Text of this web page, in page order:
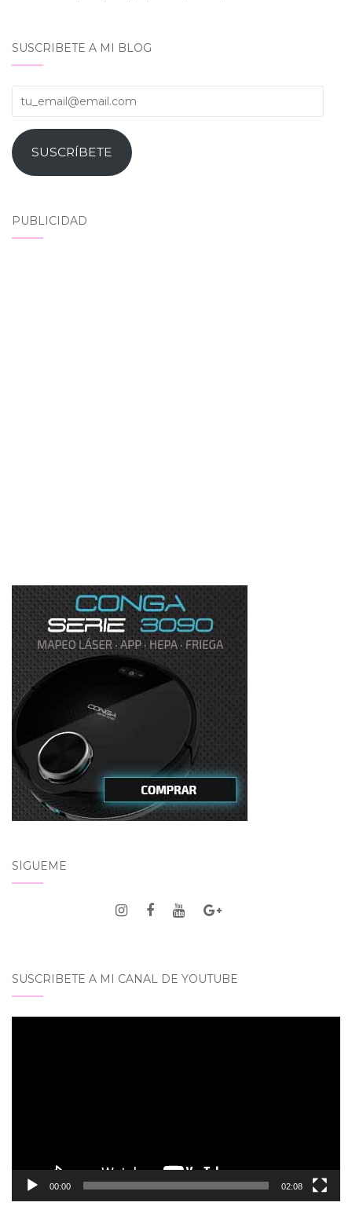
SUSCRIBETE A MI BLOG
tu_email@email.com
SUSCRÍBETE
PUBLICIDAD
SÍGUEME
SUSCRIBETE A MI CANAL DE YOUTUBE
00:00 02:08